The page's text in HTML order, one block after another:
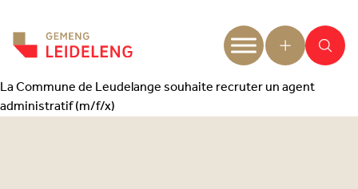
La Commune de Leudelange souhaite recruter un agent
administratif (m/f/x)